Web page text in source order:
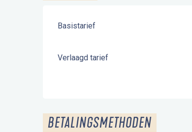
Basistarief
Verlaagd tarief
BETALINGSMETHODEN